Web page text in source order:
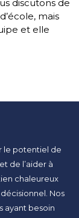
discutons de
mais
et elle
le potentiel de
de l’aider à
chaleureux
Nos
ayant besoin